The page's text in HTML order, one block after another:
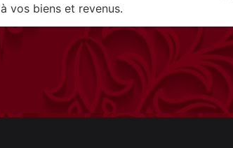
vos biens et revenus.